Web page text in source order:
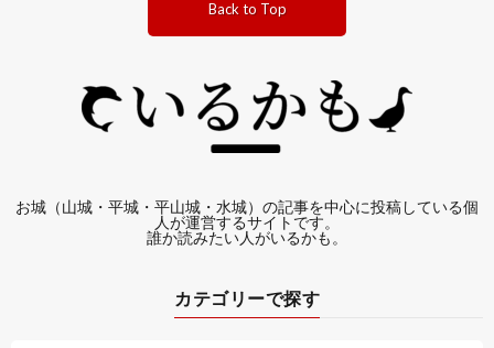
Back to Top
お城（山城・平城・平山城・水城）の記事を中心に投稿している個
人が運営するサイトです。
誰か読みたい人がいるかも。
カテゴリーで探す